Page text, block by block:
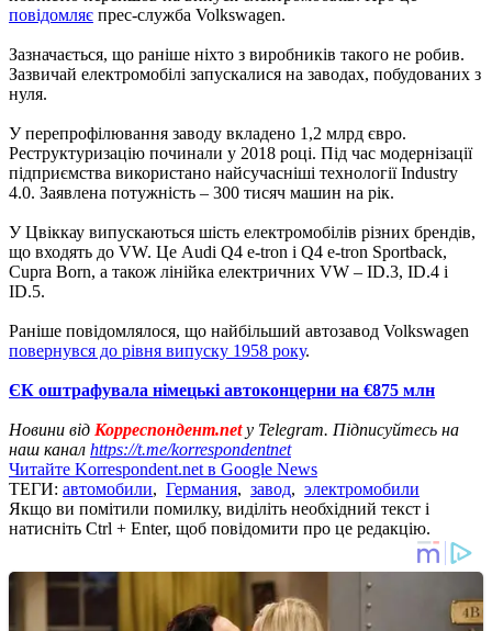
повідомляє прес-служба Volkswagen.
Зазначається, що раніше ніхто з виробників такого не робив.
Зазвичай електромобілі запускалися на заводах, побудованих з
нуля.
У перепрофілювання заводу вкладено 1,2 млрд євро.
Реструктуризацію починали у 2018 році. Під час модернізації
підприємства використано найсучасніші технології Industry
4.0. Заявлена ​​потужність – 300 тисяч машин на рік.
У Цвіккау випускаються шість електромобілів різних брендів,
що входять до VW. Це Audi Q4 e-tron і Q4 e-tron Sportback,
Cupra Born, а також лінійка електричних VW – ID.3, ID.4 і
ID.5.
Раніше повідомлялося, що найбільший автозавод Volkswagen
повернувся до рівня випуску 1958 року.
ЄК оштрафувала німецькі автоконцерни на €875 млн
Новини від Корреспондент.netу Telegram. Підписуйтесь на
наш канал https://t.me/korrespondentnet
Читайте Korrespondent.net в Google News
ТЕГИ: автомобили, Германия, завод, электромобили
Якщо ви помітили помилку, виділіть необхідний текст і
натисніть Ctrl + Enter, щоб повідомити про це редакцію.